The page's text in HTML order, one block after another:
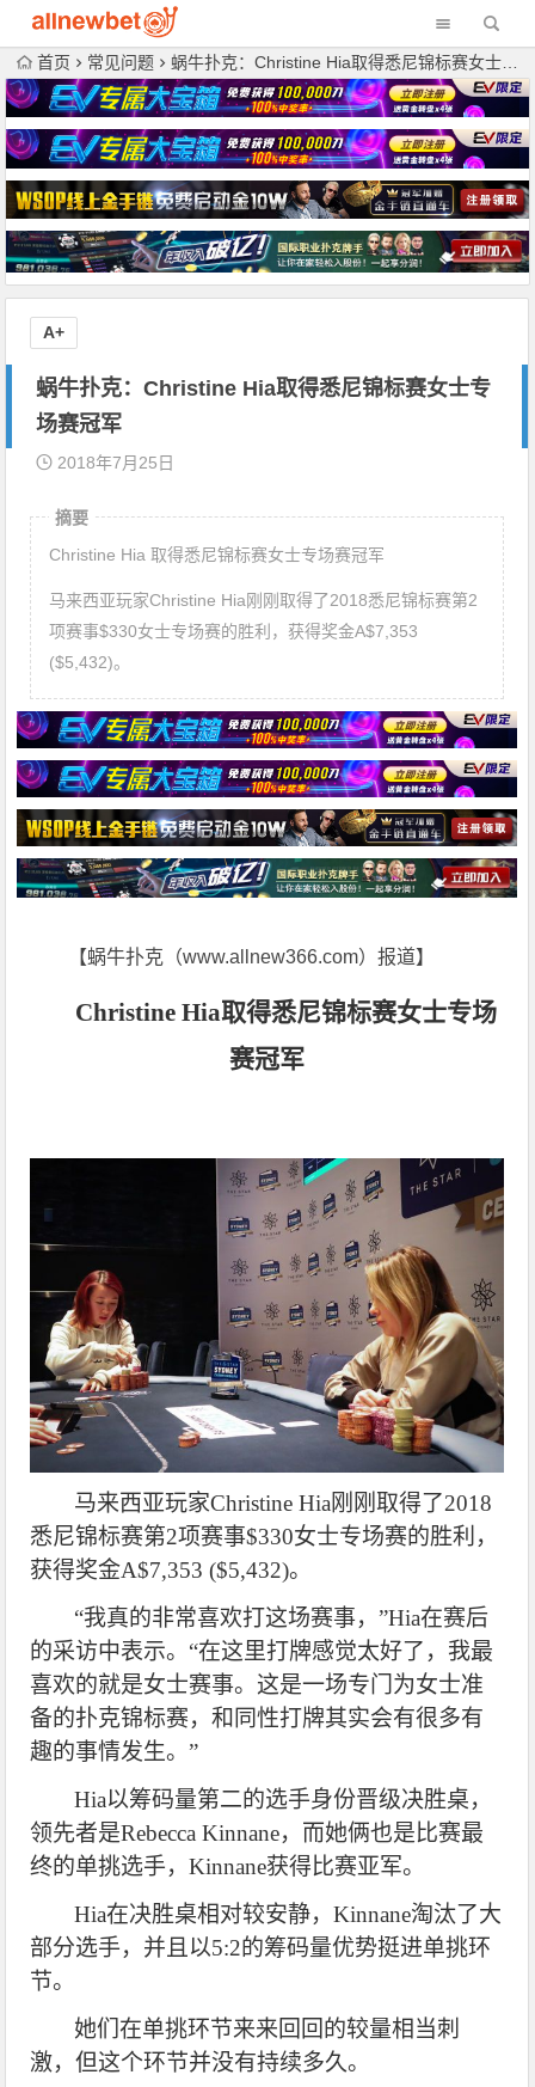
首页 常见问题 蜗牛扑克：Christine Hia取得悉尼锦标赛女士专场赛冠军
蜗牛扑克：Christine Hia取得悉尼锦标赛女士专
场赛冠军
2018年7月25日
摘要
Christine Hia 取得悉尼锦标赛女士专场赛冠军
马来西亚玩家Christine Hia刚刚取得了2018悉尼锦标赛第2
项赛事$330女士专场赛的胜利，获得奖金A$7,353
($5,432)。
【蜗牛扑克（www.allnew366.com）报道】
Christine Hia取得悉尼锦标赛女士专场
赛冠军
马来西亚玩家Christine Hia刚刚取得了2018
悉尼锦标赛第2项赛事$330女士专场赛的胜利，
获得奖金A$7,353 ($5,432)。
“我真的非常喜欢打这场赛事，”Hia在赛后
的采访中表示。“在这里打牌感觉太好了，我最
喜欢的就是女士赛事。这是一场专门为女士准
备的扑克锦标赛，和同性打牌其实会有很多有
趣的事情发生。”
Hia以筹码量第二的选手身份晋级决胜桌，
领先者是Rebecca Kinnane，而她俩也是比赛最
终的单挑选手，Kinnane获得比赛亚军。
Hia在决胜桌相对较安静，Kinnane淘汰了大
部分选手，并且以5:2的筹码量优势挺进单挑环
节。
她们在单挑环节来来回回的较量相当刺
激，但这个环节并没有持续多久。
A+